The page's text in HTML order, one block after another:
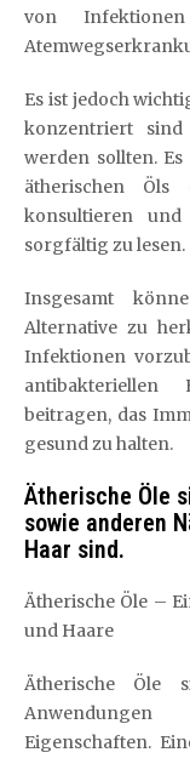
von
Es ist jedoch
konzentriert
werden sollten.
ätherischen Öls
konsultieren
sorgfältig zu lesen.
Insgesamt
Alternative zu
Infektionen
beitragen, das
gesund zu halten.
Ätherische Öle
sowie anderen
Haar sind.
Ätherische Öle –
und Haare
Ätherische Öle
Eigenschaften.